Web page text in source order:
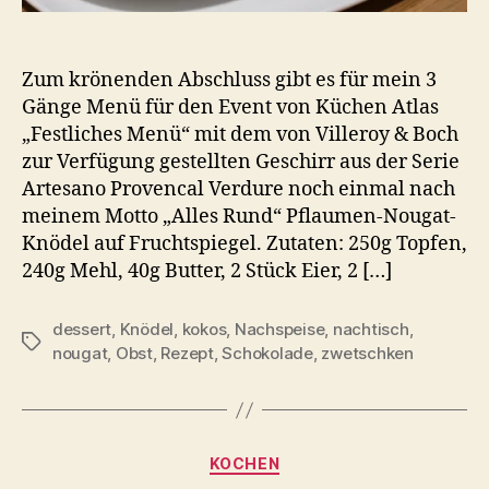
Zum krönenden Abschluss gibt es für mein 3
Gänge Menü für den Event von Küchen Atlas
„Festliches Menü“ mit dem von Villeroy & Boch
zur Verfügung gestellten Geschirr aus der Serie
Artesano Provencal Verdure noch einmal nach
meinem Motto „Alles Rund“ Pflaumen-Nougat-
Knödel auf Fruchtspiegel. Zutaten: 250g Topfen,
240g Mehl, 40g Butter, 2 Stück Eier, 2 […]
Schlagwörter
dessert, Knödel, kokos, Nachspeise, nachtisch,
nougat, Obst, Rezept,Schokolade, zwetschken
Kategorien
KOCHEN